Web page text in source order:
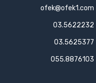
ofek@ofek1.com
03.5622232
03.5625377
055.8876103